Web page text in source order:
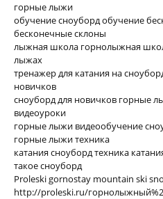
горные лыжи
обучение сноуборд обучение
бесконечные склоны
лыжная школа горнолыжная
лыжах
тренажер для катания на
новичков
сноуборд для новичков горные
видеоуроки
горные лыжи видеообучение
горные лыжи техника
катания сноуборд техника
такое сноуборд
Proleski gornostay mountain ski
http://proleski.ru/